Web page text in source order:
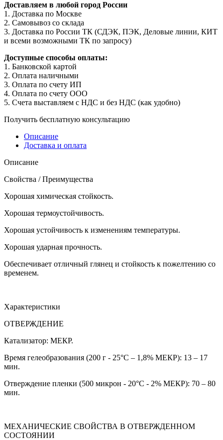
Доставляем в любой город России
1. Доставка по Москве
2. Самовывоз со склада
3. Доставка по России ТК (СДЭК, ПЭК, Деловые линии, КИТ
и всеми возможными ТК по запросу)
Доступные способы оплаты:
1. Банковской картой
2. Оплата наличными
3. Оплата по счету ИП
4. Оплата по счету ООО
5. Счета выставляем с НДС и без НДС (как удобно)
Получить бесплатную консультацию
Описание
Доставка и оплата
Описание
Свойства / Преимущества
Хорошая химическая стойкость.
Хорошая термоустойчивость.
Хорошая устойчивость к изменениям температуры.
Хорошая ударная прочность.
Обеспечивает отличный глянец и стойкость к пожелтению со
временем.
Характеристики
ОТВЕРЖДЕНИЕ
Катализатор: MEКР.
Время гелеобразования (200 г - 25°C – 1,8% MEКР): 13 – 17
мин.
Отверждение пленки (500 микрон - 20°C - 2% MEКР): 70 – 80
мин.
МЕХАНИЧЕСКИЕ СВОЙСТВА В ОТВЕРЖДЕННОМ
СОСТОЯНИИ